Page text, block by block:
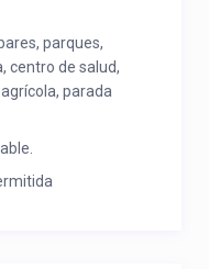
parques,
centro de salud,
parada